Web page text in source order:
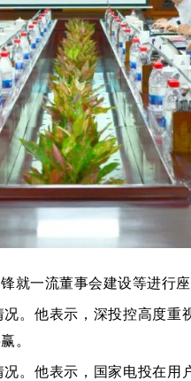
就一流董事会建设等进行座
。他表示，深投控高度重
。
。他表示，国家电投在